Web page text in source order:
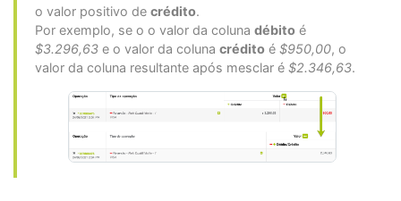
o valor positivo de crédito.
Por exemplo, se o o valor da coluna débito é
$3.296,63 e o valor da coluna crédito é $950,00, o
valor da coluna resultante após mesclar é $2.346,63.